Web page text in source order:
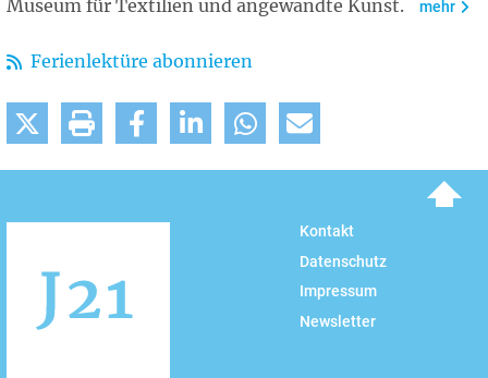
Museum für Textilien und angewandte Kunst.
mehr
Ferienlektüre abonnieren
Kontakt
Datenschutz
Impressum
Newsletter